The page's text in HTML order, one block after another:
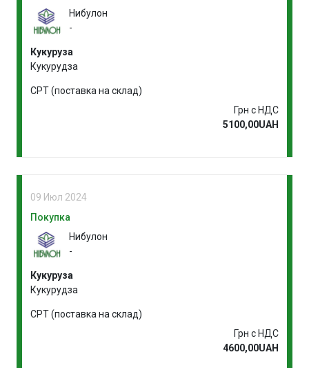
Нибулон
-
Кукуруза
Кукурудза
CPT (поставка на склад)
Грн с НДС
5100,00UAH
09 Июл 2024
Покупка
Нибулон
-
Кукуруза
Кукурудза
CPT (поставка на склад)
Грн с НДС
4600,00UAH